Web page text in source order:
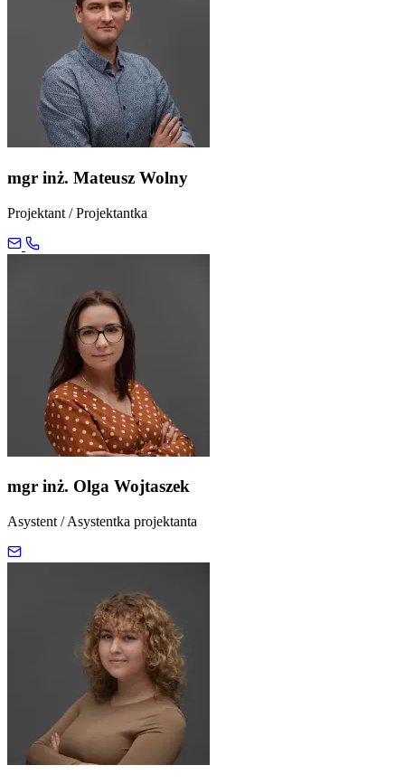
mgr inż. Mateusz Wolny
Projektant / Projektantka
mgr inż. Olga Wojtaszek
Asystent / Asystentka projektanta